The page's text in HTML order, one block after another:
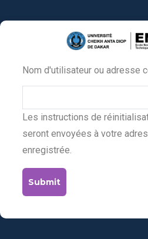
au
Primary
tabs
Nom d'utilisateur ou adresse
Les instructions de
seront envoyées à votre
enregistrée.